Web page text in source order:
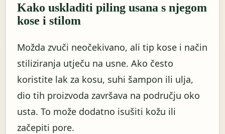
Kako uskladiti piling usana s njegom
kose i stilom
Možda zvuči neočekivano, ali tip kose i način
stiliziranja utječu na usne. Ako često
koristite lak za kosu, suhi šampon ili ulja,
dio tih proizvoda završava na području oko
usta. To može dodatno isušiti kožu ili
začepiti pore.